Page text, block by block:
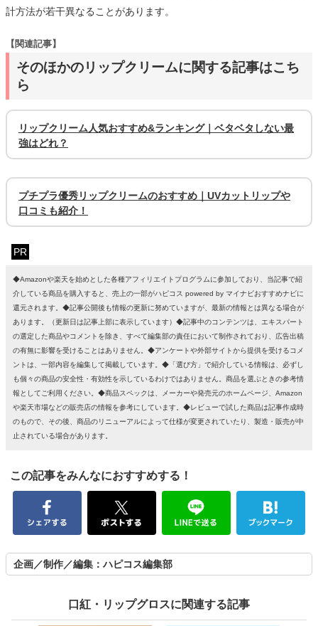
計方法が若干異なることがあります。
そのほかのリップクリームに関する記事はこち
ら
【関連記事】
リップクリーム人気おすすめ&ランキング｜ベタベタしない最
強はどれ？
プチプラ優秀リップクリームのおすすめ｜UVカットリップや
口コミも紹介！
PR
◆Amazonや楽天を始めとした各種アフィリエイトプログラムに参加しており、当記事で紹
介している商品を購入すると、売上の一部がハピコス powered by マイナビおすすめナビに
還元されます。◆記事公開後も情報の更新に努めていますが、最新の情報とは異なる場合が
あります。（更新日は記事上部に表示しています）◆記事中のコンテンツは、エキスパート
の選定した商品やコメントを除き、すべて編集部の責任において制作されており、広告出稿
の有無に影響を受けることはありません。◆アンケートや外部サイトから提供を受けるコメ
ントは、一部内容を編集して掲載しています。◆「選び方」で紹介している情報は、必ずし
も個々の商品の安全性・有効性を示しているわけではありません。商品を選ぶときの参考情
報としてご利用ください。◆商品スペックは、メーカーや発売元のホームページ、Amazon
や楽天市場などの販売店の情報を参考にしています。◆レビューで試した商品は記事作成時
のもので、その後、商品のリニューアルによって仕様が変更されていたり、製造・販売が中
止されている場合があります。
この記事をみんなにおすすめする！
企画／制作／編集：ハピコス編集部
口紅・リップグロスに関連する記事